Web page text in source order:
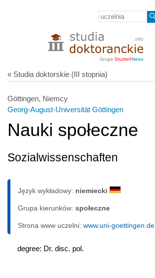
« Studia doktorskie (III stopnia)
Göttingen, Niemcy
Georg-August-Universität Göttingen
Nauki społeczne
Sozialwissenschaften
Język wykładowy: niemiecki
Grupa kierunków: społeczne
Strona www uczelni: www.uni-goettingen.de
degree: Dr. disc. pol.